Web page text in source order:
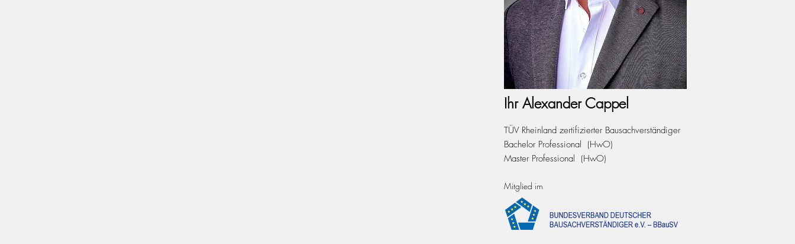
Ihr Alexander Cappel
TÜV Rheinland zertifizierter Bausachverständiger
Bachelor Professional (HwO)
Master Professional (HwO)
Mitglied im